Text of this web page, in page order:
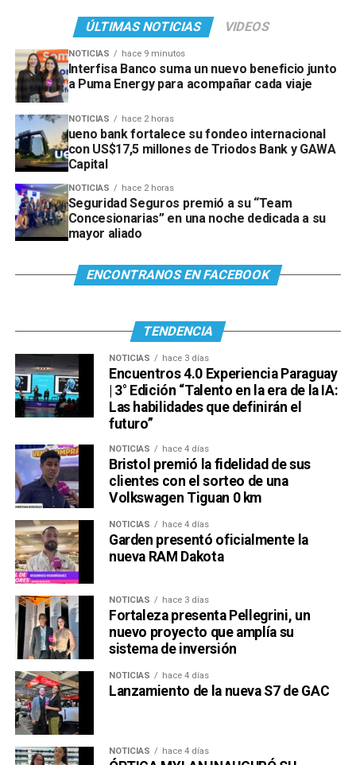
ÚLTIMAS NOTICIAS VIDEOS
NOTICIAS hace 9 minutos
Interfisa Banco suma un nuevo beneficio junto
a Puma Energy para acompañar cada viaje
NOTICIAS hace 2 horas
ueno bank fortalece su fondeo internacional
con US$17,5 millones de Triodos Bank y GAWA
Capital
NOTICIAS hace 2 horas
Seguridad Seguros premió a su “Team
Concesionarias” en una noche dedicada a su
mayor aliado
ENCONTRANOS EN FACEBOOK
TENDENCIA
NOTICIAS hace 3 días
Encuentros 4.0 Experiencia Paraguay
| 3° Edición “Talento en la era de la IA:
Las habilidades que definirán el
futuro”
NOTICIAS hace 4 días
Bristol premió la fidelidad de sus
clientes con el sorteo de una
Volkswagen Tiguan 0 km
NOTICIAS hace 4 días
Garden presentó oficialmente la
nueva RAM Dakota
NOTICIAS hace 3 días
Fortaleza presenta Pellegrini, un
nuevo proyecto que amplía su
sistema de inversión
NOTICIAS hace 4 días
Lanzamiento de la nueva S7 de GAC
NOTICIAS hace 4 días